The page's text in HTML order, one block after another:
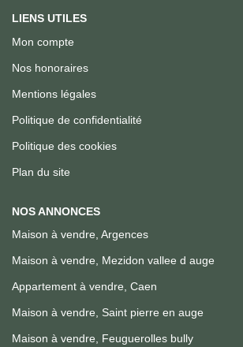
LIENS UTILES
Mon compte
Nos honoraires
Mentions légales
Politique de confidentialité
Politique des cookies
Plan du site
NOS ANNONCES
Maison à vendre, Argences
Maison à vendre, Mezidon vallee d auge
Appartement à vendre, Caen
Maison à vendre, Saint pierre en auge
Maison à vendre, Feuguerolles bully